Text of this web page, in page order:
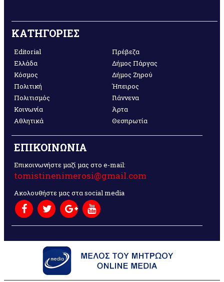
ΚΑΤΗΓΟΡΙΕΣ
Editorial
Ελλάδα
Κόσμος
Πολιτική
Πολιτισμός
Κοινωνία
Αθλητικά
Πρέβεζα
Δήμος Πάργας
Δήμος Ζηρού
Ήπειρος
Γιάννενα
Άρτα
Θεσπρωτία
ΕΠΙΚΟΙΝΩΝΙΑ
Επικοινωνήστε μαζί μας στο e-mail:
tomistinenimerosi@gmail.com
Ακολουθήστε μας στα social media